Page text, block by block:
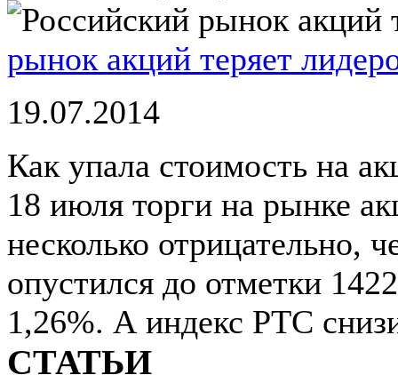
рынок акций теряет
19.07.2014
Как упала стоимость на
18 июля торги на рынке
несколько
опустился до отметки
1,26%. А индекс РТС
СТАТЬИ